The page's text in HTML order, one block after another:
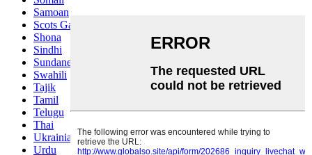
Samoan
Scots Gaelic
Shona
Sindhi
Sundanese
Swahili
Tajik
Tamil
Telugu
Thai
Ukrainian
Urdu